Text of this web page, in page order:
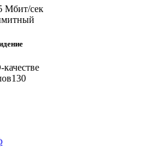
Мбит/сек
130